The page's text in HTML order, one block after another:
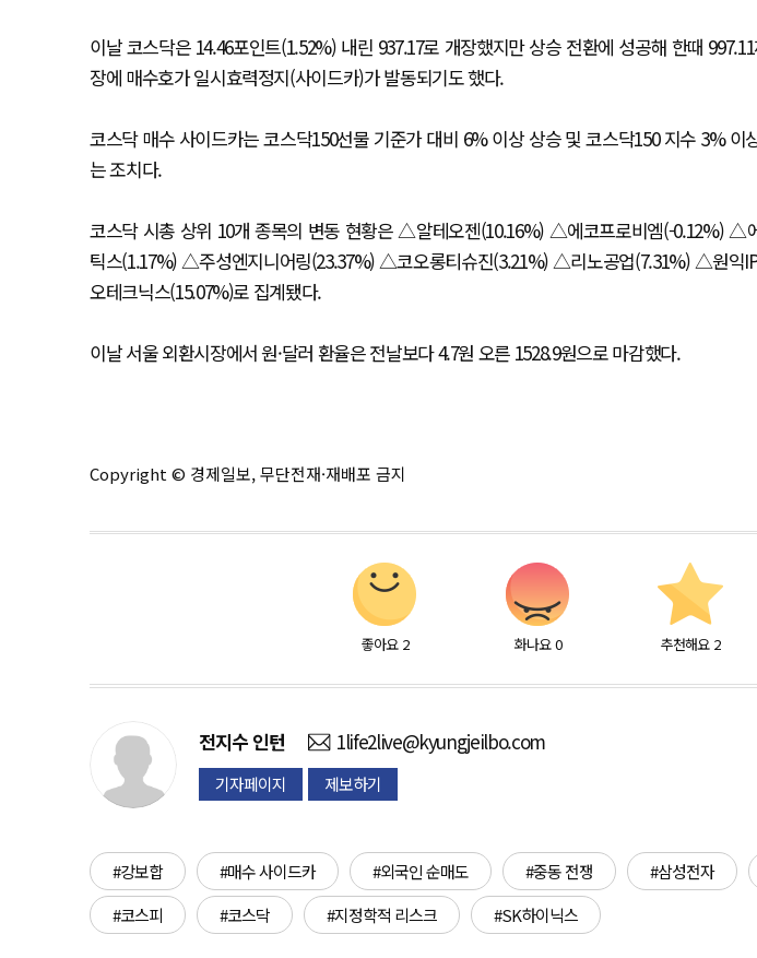
이날 코스닥은 14.46포인트(1.52%) 내린 937.17로 개장했지만 상승 전환에 성공해 한때
장에 매수호가 일시효력정지(사이드카)가 발동되기도 했다.
코스닥 매수 사이드카는 코스닥150선물 기준가 대비 6% 이상 상승 및 코스닥150 지수 3% 이
는 조치다.
코스닥 시총 상위 10개 종목의 변동 현황은 △알테오젠(10.16%) △에코프로비엠(-0.12%) △
틱스(1.17%) △주성엔지니어링(23.37%) △코오롱티슈진(3.21%) △리노공업(7.31%) △원익
오테크닉스(15.07%)로 집계됐다.
이날 서울 외환시장에서 원·달러 환율은 전날보다 4.7원 오른 1528.9원으로 마감했다.
Copyright © 경제일보, 무단전재·재배포 금지
좋아요 2 화나요 0 추천해요 2
전지수 인턴 1life2live@kyungjeilbo.com
기자페이지 제보하기
#강보합 #매수 사이드카 #외국인 순매도 #중동 전쟁 #삼성전자
#코스피
#코스닥 #지정학적 리스크 #SK하이닉스